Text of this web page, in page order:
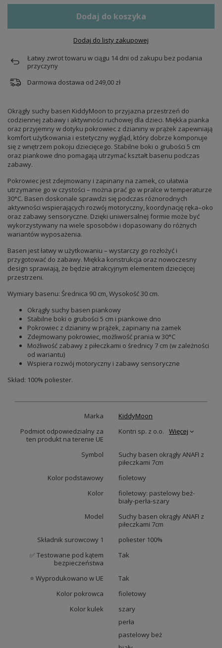
Dodaj do koszyka
Dodaj do listy zakupowej
Łatwy zwrot towaru w ciągu 14dni od zakupu bez podania
przyczyny
Darmowa dostawa od 249,00 zł
Okrągły suchy basen KiddyMoon to przyjazna przestrzeń do
codziennej zabawy i aktywności ruchowej dla dzieci. Miękka pianka
oraz przyjemny w dotyku pokrowiec z dzianiny w prążek zapewniają
komfort użytkowania i estetyczny wygląd, który dobrze komponuje
się z wnętrzem pokoju dziecięcego. Stabilne boki o grubości 5 cm
oraz piankowe dno pomagają utrzymać kształt basenu podczas
zabawy.
Pokrowiec jest zdejmowany i zapinany na zamek, co ułatwia
utrzymanie go w czystości – można prać go w pralce w temperaturze
30°C. Basen doskonale sprawdzi się podczas różnorodnych
aktywności wspierających rozwój motoryczny, koordynację ręka–oko
oraz zabawy sensoryczne. Dzięki uniwersalnej formie może być
wykorzystywany na wiele sposobów i dopasowany do różnych
wariantów wyposażenia.
Basen jest łatwy w użytkowaniu – wystarczy go rozłożyć i
przygotować do zabawy. Miękka konstrukcja oraz nowoczesny
design sprawiają, że będzie atrakcyjnym elementem dziecięcej
przestrzeni.
Wymiary basenu: Średnica 90 cm, Wysokość 30 cm.
Okrągły suchy basen piankowy
Stabilne boki o grubości 5 cm i piankowe dno
Pokrowiec z dzianiny w prążek, zapinany na zamek
Zdejmowany pokrowiec, możliwość prania w 30°C
Możliwość zabawy z piłeczkami o średnicy 7 cm (w zależności
od wariantu)
Wspiera rozwój motoryczny i zabawy sensoryczne
Skład: 100% poliester.
Marka
KiddyMoon
Podmiot odpowiedzialny za
ten produkt na terenie UE
Kontri sp. z o.o. Więcej
Symbol
Suchy basen okrągły ANAFI z
piłeczkami 7cm
Kolor podstawowy
fioletowy
Kolor
fioletowy: pastelowy beż-
biały-perła-szary
Model
Suchy basen okrągły ANAFI z
piłeczkami 7cm
Składnik surowcowy 1
poliester 100%
✅ Testowane pod kątem
bezpieczeństwa
Tak
⭐ Wyprodukowano w UE
Tak
Kolor pokrowca
fioletowy
Kolor kulek
szary
perła
pastelowy beż